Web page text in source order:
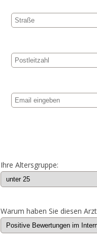
Ihre Altersgruppe:
Warum haben Sie diesen